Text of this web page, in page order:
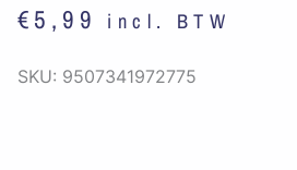
Oranje
Rood
€5,99 incl. BTW
SKU: 9507341972775